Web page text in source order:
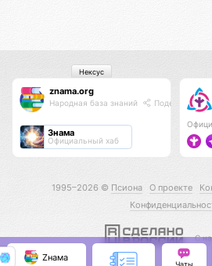
znama.org
Народная база знаний Поделиться
Знама
Официальный хаб
Нексус
1995–2026 © Псиона О проекте
С
Zнама
Чаты